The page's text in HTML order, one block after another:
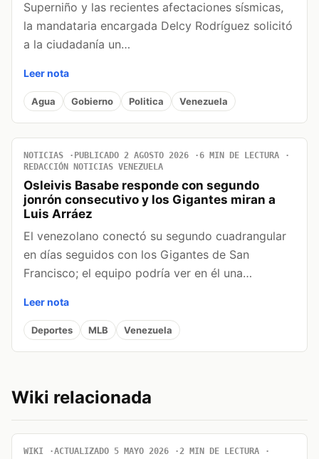
Superniño y las recientes afectaciones sísmicas,
la mandataria encargada Delcy Rodríguez solicitó
a la ciudadanía un…
Leer nota
Agua Gobierno Politica Venezuela
NOTICIAS PUBLICADO 2 AGOSTO 2026
6 MIN DE LECTURA
REDACCIÓN NOTICIAS VENEZUELA
Osleivis Basabe responde con segundo
jonrón consecutivo y los Gigantes miran a
Luis Arráez
El venezolano conectó su segundo cuadrangular
en días seguidos con los Gigantes de San
Francisco; el equipo podría ver en él una…
Leer nota
Deportes MLB Venezuela
Wiki relacionada
WIKI ACTUALIZADO 5 MAYO 2026 2 MIN DE LECTURA